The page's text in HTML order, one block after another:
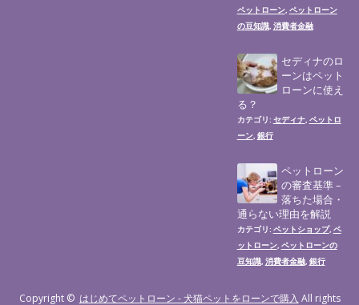
ペットローン, ペットローン
の豆知識, 消費者金融
セディナのロ
ーンはペット
ローンに使え
る？
カテゴリ: セディナ, ペットロ
ーン, 銀行
ペットローン
の審査基準 –
落ちた場合・
通らない理由を解説
カテゴリ: ペットショップ, ペ
ットローン, ペットローンの
豆知識, 消費者金融, 銀行
Copyright © はじめてペットローン - 犬猫ペットをローンで購入 All rights